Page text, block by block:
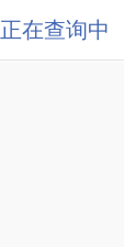
正在查询中